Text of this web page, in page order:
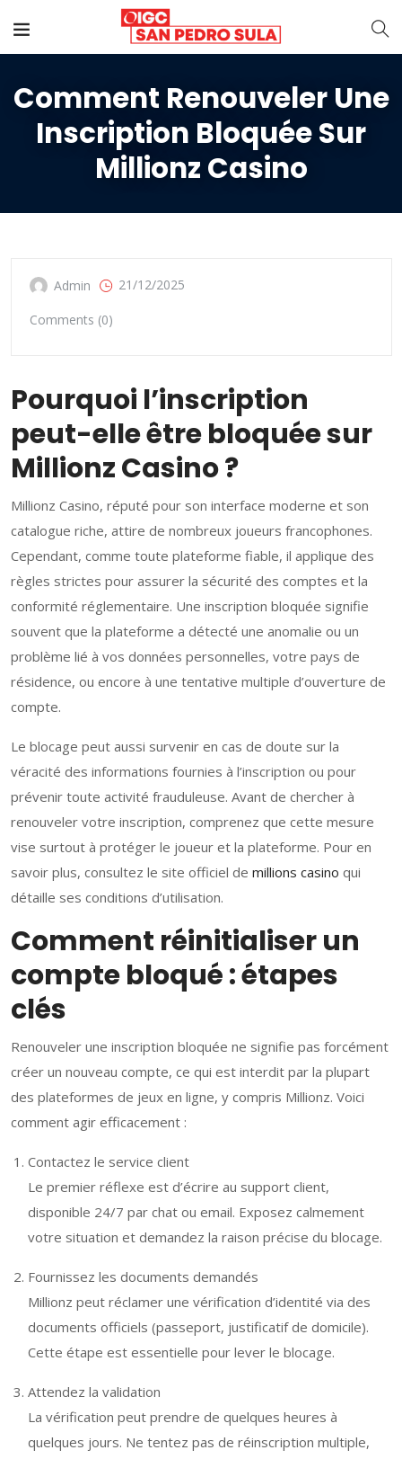
Comment Renouveler Une
Inscription Bloquée Sur
Millionz Casino
Admin 21/12/2025
Comments (0)
Pourquoi l’inscription
peut-elle être bloquée sur
Millionz Casino ?
Millionz Casino, réputé pour son interface moderne et son
catalogue riche, attire de nombreux joueurs francophones.
Cependant, comme toute plateforme fiable, il applique des
règles strictes pour assurer la sécurité des comptes et la
conformité réglementaire. Une inscription bloquée signifie
souvent que la plateforme a détecté une anomalie ou un
problème lié à vos données personnelles, votre pays de
résidence, ou encore à une tentative multiple d’ouverture de
compte.
Le blocage peut aussi survenir en cas de doute sur la
véracité des informations fournies à l’inscription ou pour
prévenir toute activité frauduleuse. Avant de chercher à
renouveler votre inscription, comprenez que cette mesure
vise surtout à protéger le joueur et la plateforme. Pour en
savoir plus, consultez le site officiel de millions casino qui
détaille ses conditions d’utilisation.
Comment réinitialiser un
compte bloqué : étapes
clés
Renouveler une inscription bloquée ne signifie pas forcément
créer un nouveau compte, ce qui est interdit par la plupart
des plateformes de jeux en ligne, y compris Millionz. Voici
comment agir efficacement :
Contactez le service client
Le premier réflexe est d’écrire au support client,
disponible 24/7 par chat ou email. Exposez calmement
votre situation et demandez la raison précise du blocage.
Fournissez les documents demandés
Millionz peut réclamer une vérification d’identité via des
documents officiels (passeport, justificatif de domicile).
Cette étape est essentielle pour lever le blocage.
Attendez la validation
La vérification peut prendre de quelques heures à
quelques jours. Ne tentez pas de réinscription multiple,